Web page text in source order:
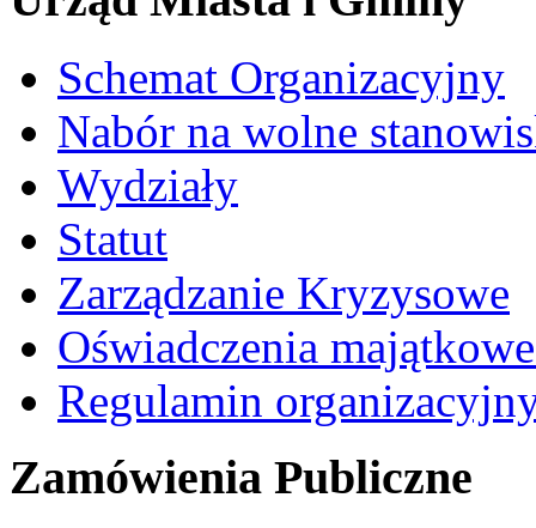
Schemat Organizacyjny
Nabór na wolne
Wydziały
Statut
Zarządzanie Kryzysowe
Oświadczenia
Regulamin
Zamówienia Publiczne